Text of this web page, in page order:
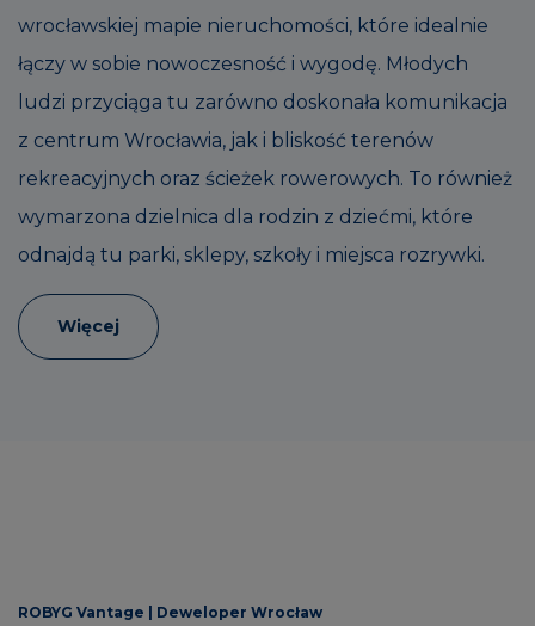
wrocławskiej mapie nieruchomości, które idealnie
łączy w sobie nowoczesność i wygodę. Młodych
ludzi przyciąga tu zarówno doskonała komunikacja
z centrum Wrocławia, jak i bliskość terenów
rekreacyjnych oraz ścieżek rowerowych. To również
wymarzona dzielnica dla rodzin z dziećmi, które
odnajdą tu parki, sklepy, szkoły i miejsca rozrywki.
Więcej
ROBYG Vantage | Deweloper Wrocław